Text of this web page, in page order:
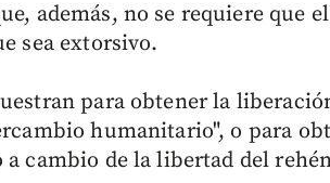
además, no se requiere que
sea extorsivo.
para obtener la
humanitario", o para
a cambio de la libertad del